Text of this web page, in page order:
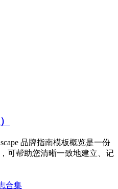
品牌指南模板概览是一份
可帮助您清晰一致地建立、记